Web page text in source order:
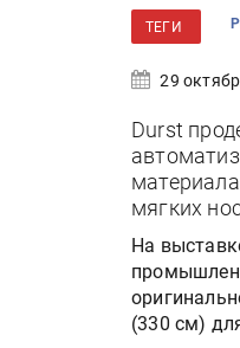
ТЕГИ
29
Durst
мягких
На
(330 см)